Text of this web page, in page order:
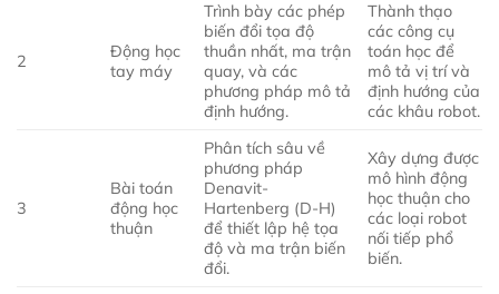
2
Động học
tay máy
Trình bày các phép
biến đổi tọa độ
thuần nhất, ma trận
quay, và các
phương pháp mô tả
định hướng.
Thành thạo
các công cụ
toán học để
mô tả vị trí và
định hướng của
các khâu robot.
3
Bài toán
động học
thuận
Phân tích sâu về
phương pháp
Denavit-
Hartenberg (D-H)
để thiết lập hệ tọa
độ và ma trận biến
đổi.
Xây dựng được
mô hình động
học thuận cho
các loại robot
nối tiếp phổ
biến.